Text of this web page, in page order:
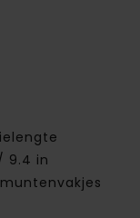
9.4 in